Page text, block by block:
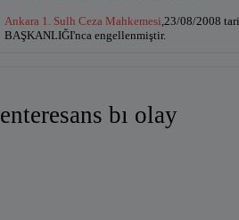
Ankara 1. Sulh Ceza Mahkemesi ,23/08/2008
BAŞKANLIĞI'nca engellenmiştir.
enteresans bı olay